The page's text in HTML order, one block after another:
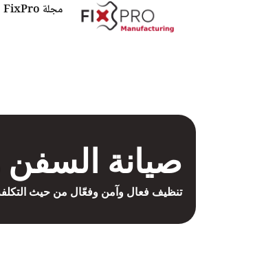
مجلة FixPro
صيانة
تنظيف فعال وآمن وفعّال من حيث